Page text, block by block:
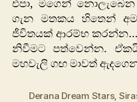
එපා, මගෙන්
ගැන මතකය හිතෙන්
ජීවිතයක් ආරම්භ කරන්න…
නිවීමට පත්වෙන්න.
මහවැලි ගඟ මාවත්
Derana Dream Stars,